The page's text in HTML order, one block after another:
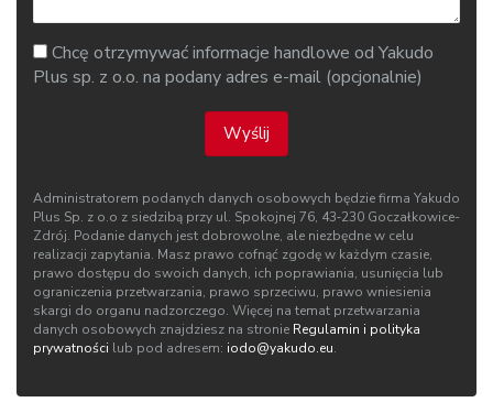
Chcę otrzymywać informacje handlowe od Yakudo
Plus sp. z o.o. na podany adres e-mail (opcjonalnie)
Wyślij
Administratorem podanych danych osobowych będzie firma Yakudo
Plus Sp. z o.o z siedzibą przy ul. Spokojnej 76, 43‑230 Goczałkowice-
Zdrój. Podanie danych jest dobrowolne, ale niezbędne w celu
realizacji zapytania. Masz prawo cofnąć zgodę w każdym czasie,
prawo dostępu do swoich danych, ich poprawiania, usunięcia lub
ograniczenia przetwarzania, prawo sprzeciwu, prawo wniesienia
skargi do organu nadzorczego. Więcej na temat przetwarzania
danych osobowych znajdziesz na stronie Regulamin i polityka
prywatności lub pod adresem: iodo@yakudo.eu.